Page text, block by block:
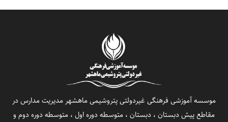
موسسه آموزشی فرهنگی غیردولتی پتروشیمی ماهشهر مدیریت مدارس در
مقاطع پیش دبستان ، دبستان ، متوسطه دوره اول ، متوسطه دوره دوم و